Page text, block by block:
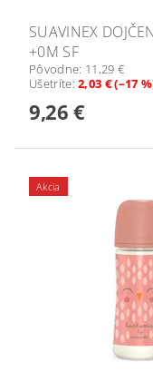
SUAVINEX
+0M SF
Pôvodne: 11,29 €
Ušetríte:2,03 € (–17
9,26 €
Akcia